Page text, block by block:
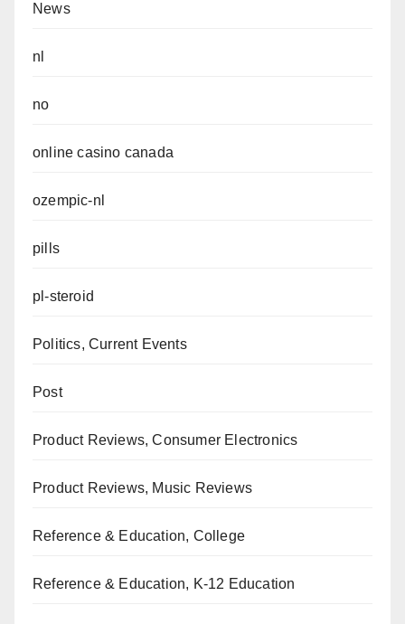
News
nl
no
online casino canada
ozempic-nl
pills
pl-steroid
Politics, Current Events
Post
Product Reviews, Consumer Electronics
Product Reviews, Music Reviews
Reference & Education, College
Reference & Education, K-12 Education